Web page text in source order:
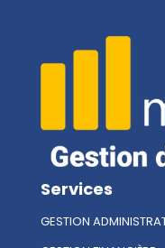
Services
GESTION